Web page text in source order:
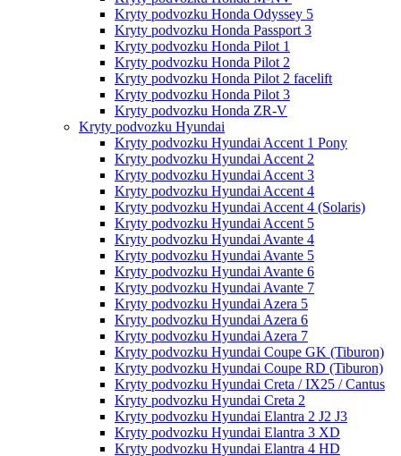
Kryty podvozku Honda Odyssey 5
Kryty podvozku Honda Passport 3
Kryty podvozku Honda Pilot 1
Kryty podvozku Honda Pilot 2
Kryty podvozku Honda Pilot 2 facelift
Kryty podvozku Honda Pilot 3
Kryty podvozku Honda ZR-V
Kryty podvozku Hyundai
Kryty podvozku Hyundai Accent 1 Pony
Kryty podvozku Hyundai Accent 2
Kryty podvozku Hyundai Accent 3
Kryty podvozku Hyundai Accent 4
Kryty podvozku Hyundai Accent 4 (Solaris)
Kryty podvozku Hyundai Accent 5
Kryty podvozku Hyundai Avante 4
Kryty podvozku Hyundai Avante 5
Kryty podvozku Hyundai Avante 6
Kryty podvozku Hyundai Avante 7
Kryty podvozku Hyundai Azera 5
Kryty podvozku Hyundai Azera 6
Kryty podvozku Hyundai Azera 7
Kryty podvozku Hyundai Coupe GK (Tiburon)
Kryty podvozku Hyundai Coupe RD (Tiburon)
Kryty podvozku Hyundai Creta / IX25 / Cantus
Kryty podvozku Hyundai Creta 2
Kryty podvozku Hyundai Elantra 2 J2 J3
Kryty podvozku Hyundai Elantra 3 XD
Kryty podvozku Hyundai Elantra 4 HD